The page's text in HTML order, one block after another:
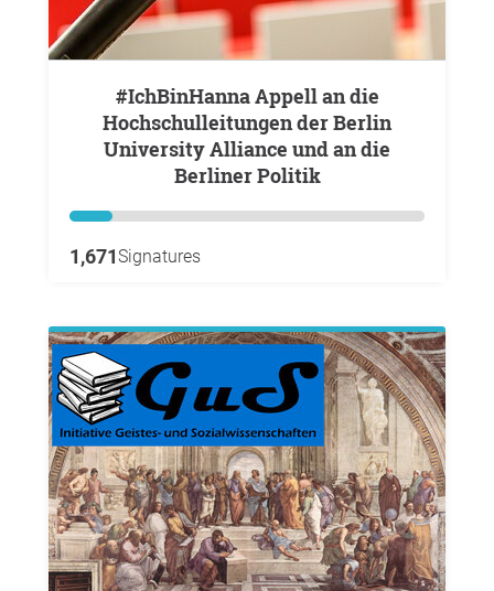
#IchBinHanna Appell an die
Hochschulleitungen der Berlin
University Alliance und an die
Berliner Politik
1,671Signatures